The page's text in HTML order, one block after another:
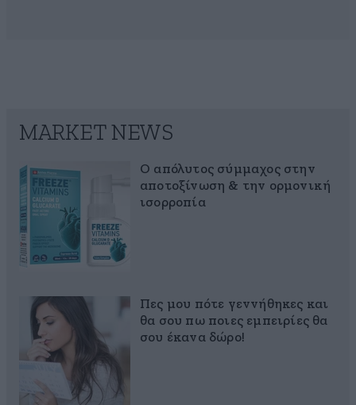
MARKET NEWS
Ο απόλυτος σύμμαχος στην
αποτοξίνωση & την ορμονική
ισορροπία
Πες μου πότε γεννήθηκες και
θα σου πω ποιες εμπειρίες θα
σου έκανα δώρο!